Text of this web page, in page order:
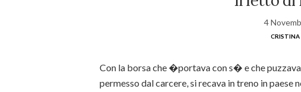
4
cristina
Con la borsa che �portava con s� e che
permesso dal carcere, si recava in treno in